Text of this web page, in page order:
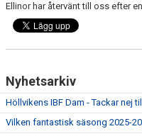
Ellinor har återvänt till oss efter
Nyhetsarkiv
Höllvikens IBF Dam - Tackar nej
Vilken fantastisk säsong 2025-